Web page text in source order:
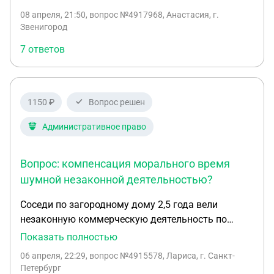
массово невозможно. Мы очень устали от того,
что нас будит лай собак в часы ночного сна. Что
Важно, чтобы у них не было возможности
аренде в случае неуплаты, т.е. я могла выселить
по договору, а не через суд. и чтобы был указан
состав проживающих.
08 апреля, 21:50, вопрос №4917968, Анастасия, г.
Звенигород
7 ответов
1150 ₽ Вопрос решен
Административное право
Вопрос: компенсация морального время
шумной незаконной деятельностью?
Соседи по загородному дому 2,5 года вели
незаконную коммерческую деятельность по
посуточной сдаче домов в СНТ, их арендаторы
Этим двум собственникам было выдано
Показать полностью
06 апреля, 22:29, вопрос №4915578, Лариса, г. Санкт-
Петербург